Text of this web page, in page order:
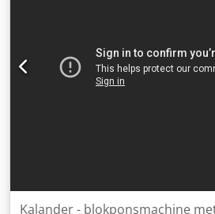
bezoek - meer machines op
beschikbaar - Kan geïnspecteerd
Emskirchen / Neurenberg - Kan
Kalander - blokponsmachine